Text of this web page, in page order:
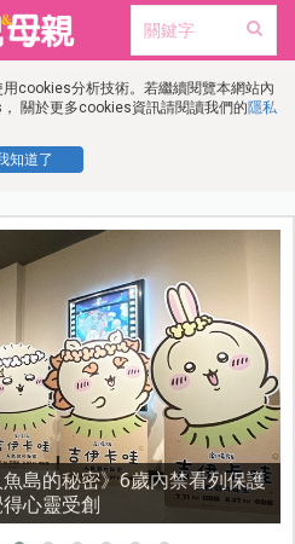
cookies分析技術。若繼續閱覽本網站內
關於更多cookies資訊請閱讀我們的隱私
知道了
師陳宥妤：資優教育的核心，
心理準備度